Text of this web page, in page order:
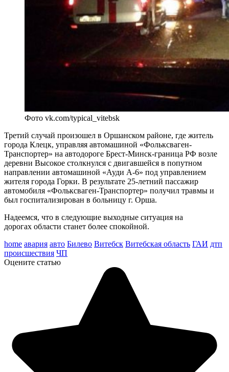
Фото vk.com/typical_vitebsk
Третий случай произошел в Оршанском районе, где житель
города Клецк, управляя автомашиной «Фольксваген-
Транспортер» на автодороге Брест-Минск-граница РФ возле
деревни Высокое столкнулся с двигавшейся в попутном
направлении автомашиной «Ауди А-6» под управлением
жителя города Горки. В результате 25-летний пассажир
автомобиля «Фольксваген-Транспортер» получил травмы и
был госпитализирован в больницу г. Орша.
Надеемся, что в следующие выходные ситуация на
дорогах области станет более спокойной.
home авария авто Билево Витебск Витебская область ГАИ дтп
происшествия ЧП
Оцените статью